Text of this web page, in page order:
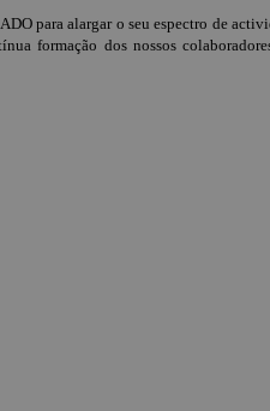
para alargar o seu espectro de
formação dos nossos